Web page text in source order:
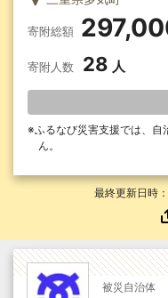
寄附総額
寄附人数 28
ふるなび災害支援では、自
ん。
最終更新日時
被災自治体